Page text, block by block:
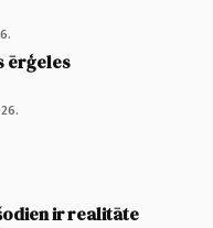
ērģeles
ir realitāte